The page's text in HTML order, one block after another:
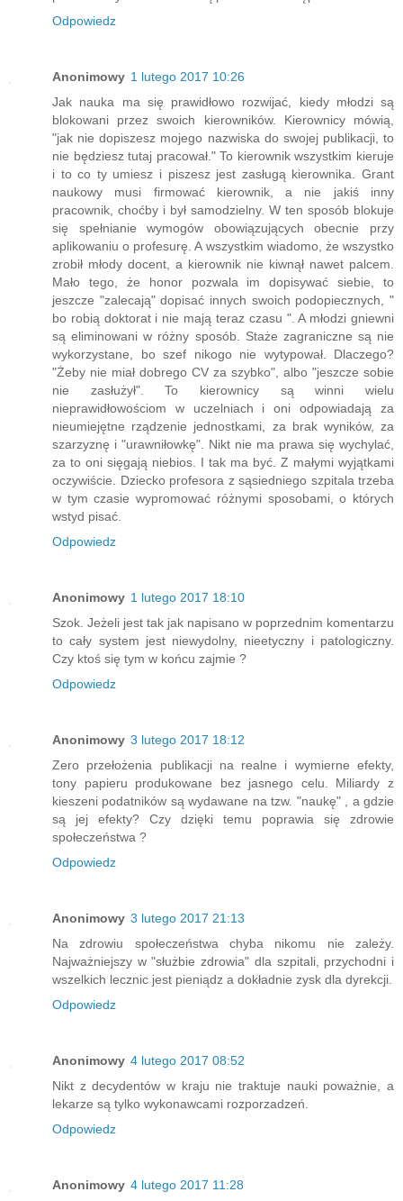
Odpowiedz
Anonimowy 1 lutego 2017 10:26
Jak nauka ma się prawidłowo rozwijać, kiedy młodzi są
blokowani przez swoich kierowników. Kierownicy mówią,
"jak nie dopiszesz mojego nazwiska do swojej publikacji, to
nie będziesz tutaj pracował." To kierownik wszystkim kieruje
i to co ty umiesz i piszesz jest zasługą kierownika. Grant
naukowy musi firmować kierownik, a nie jakiś inny
pracownik, choćby i był samodzielny. W ten sposób blokuje
się spełnianie wymogów obowiązujących obecnie przy
aplikowaniu o profesurę. A wszystkim wiadomo, że wszystko
zrobił młody docent, a kierownik nie kiwnął nawet palcem.
Mało tego, że honor pozwala im dopisywać siebie, to
jeszcze "zalecają" dopisać innych swoich podopiecznych, "
bo robią doktorat i nie mają teraz czasu ". A młodzi gniewni
są eliminowani w różny sposób. Staże zagraniczne są nie
wykorzystane, bo szef nikogo nie wytypował. Dlaczego?
"Żeby nie miał dobrego CV za szybko", albo "jeszcze sobie
nie zasłużył". To kierownicy są winni wielu
nieprawidłowościom w uczelniach i oni odpowiadają za
nieumiejętne rządzenie jednostkami, za brak wyników, za
szarzyznę i "urawniłowkę". Nikt nie ma prawa się wychylać,
za to oni sięgają niebios. I tak ma być. Z małymi wyjątkami
oczywiście. Dziecko profesora z sąsiedniego szpitala trzeba
w tym czasie wypromować różnymi sposobami, o których
wstyd pisać.
Odpowiedz
Anonimowy 1 lutego 2017 18:10
Szok. Jeżeli jest tak jak napisano w poprzednim komentarzu
to cały system jest niewydolny, nieetyczny i patologiczny.
Czy ktoś się tym w końcu zajmie ?
Odpowiedz
Anonimowy 3 lutego 2017 18:12
Zero przełożenia publikacji na realne i wymierne efekty,
tony papieru produkowane bez jasnego celu. Miliardy z
kieszeni podatników są wydawane na tzw. "naukę" , a gdzie
są jej efekty? Czy dzięki temu poprawia się zdrowie
społeczeństwa ?
Odpowiedz
Anonimowy 3 lutego 2017 21:13
Na zdrowiu społeczeństwa chyba nikomu nie zależy.
Najważniejszy w "służbie zdrowia" dla szpitali, przychodni i
wszelkich lecznic jest pieniądz a dokładnie zysk dla dyrekcji.
Odpowiedz
Anonimowy 4 lutego 2017 08:52
Nikt z decydentów w kraju nie traktuje nauki poważnie, a
lekarze są tylko wykonawcami rozporzadzeń.
Odpowiedz
Anonimowy 4 lutego 2017 11:28